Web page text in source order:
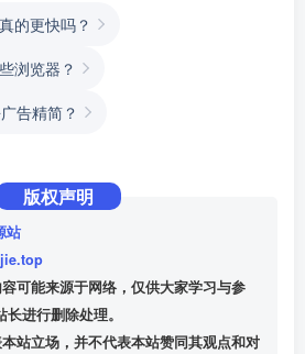
的更快吗？
浏览器？
告精简？
版权声明
站
可能来源于网络，仅供大家学习与参
进行删除处理。
站立场，并不代表本站赞同其观点和对